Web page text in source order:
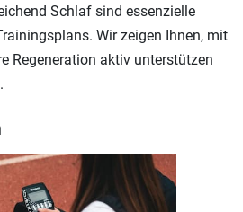
Schlaf sind essenzielle
Wir zeigen Ihnen, mit
Regeneration aktiv unterstützen